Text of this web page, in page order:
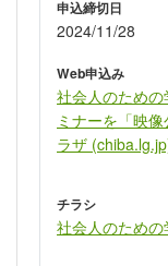
申込締切日
2024/11/28
Web申込み
社会人のため
ミナーを「映
ラザ
チラシ
社会人のため